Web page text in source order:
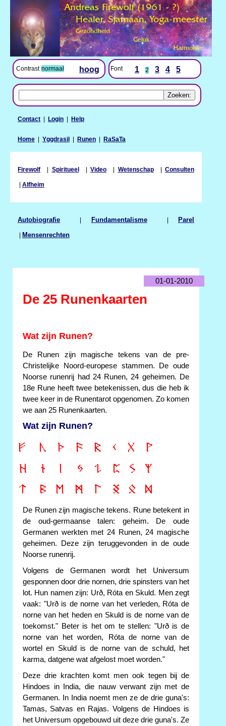
Contrast normaal hoog Font 1 2 3 4 5
Contact | Login | Help
Home | Yggdrasil | Runen | RaSaTa
Firewolf | Spiritueel| Video | Wetenschap| Consulten
| Alfheim
Autobiografie | Fundamentalisme| Parel
| Mensenrechten
01-01-2010
De 25 Runenkaarten
Wat zijn Runen?
De Runen zijn magische tekens van de pre-
Christelijke Noord-europese stammen. De oude
Noorse runenrij had 24 Runen, 24 geheimen. De
18e Rune heeft twee betekenissen, dus die heb ik
twee keer in de Runentarot opgenomen. Zo komen
we aan 25 Runenkaarten.
Wat zijn Runen?
De Runen zijn magische tekens. Rune betekent in
de oud-germaanse talen: geheim. De oude
Germanen werkten met 24 Runen, 24 magische
geheimen. Deze zijn teruggevonden in de oude
Noorse runenrij.
Volgens de Germanen wordt het Universum
gesponnen door drie nornen, drie spinsters van het
lot. Hun namen zijn: Urð, Róta en Skuld. Men zegt
vaak: "Urð is de norne van het verleden, Róta de
norne van het heden en Skuld is de norne van de
toekomst." Beter is het om te stellen: "Urð is de
norne van het worden, Róta de norne van de
wortel en Skuld is de norne van de schuld, het
karma, datgene wat afgelost moet worden."
Deze drie krachten komt men ook tegen bij de
Hindoes in India, die nauw verwant zijn met de
Germanen. In India noemt men ze de drie guna's:
Tamas, Satvas en Rajas. Volgens de Hindoes is
het Universum opgebouwd uit deze drie guna's. Ze